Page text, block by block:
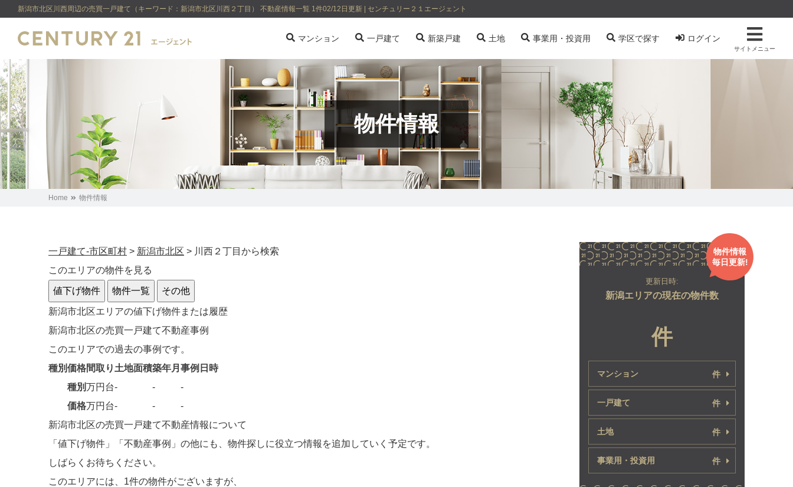
新潟市北区川西周辺の売買一戸建て（キーワード：新潟市北区川西２丁目） 不動産情報一覧 1件02/12日更新 | センチュリー２１エージェント
マンション 一戸建て 新築戸建 土地 事業用・投資用 学区で探す ログイン
サイトメニュー
物件情報
Home 物件情報
一戸建て-市区町村 > 新潟市北区 > 川西２丁目から検索
このエリアの物件を見る
値下げ物件 物件一覧 その他
新潟市北区エリアの値下げ物件または履歴
新潟市北区の売買一戸建て不動産事例
このエリアでの過去の事例です。
種別価格間取り 土地面積築年月 事例日時
種別万円台- -
-
価格万円台- -
-
新潟市北区の売買一戸建て不動産情報について
「値下げ物件」「不動産事例」の他にも、物件探しに役立つ情報を追加していく予定です。
しばらくお待ちください。
このエリアには、 1件の物件がございますが、
物件情報
毎日更新!
更新日時:
新潟エリアの現在の物件数
件
マンション 件
一戸建て 件
土地 件
事業用・投資用 件